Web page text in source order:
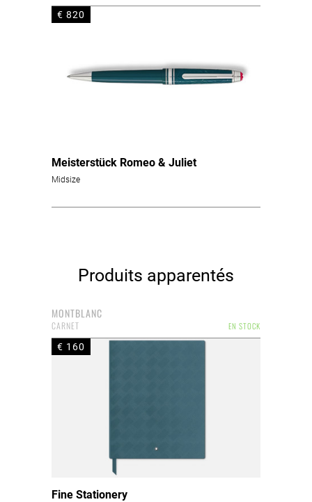
€ 820
Meisterstück Romeo & Juliet
Midsize
Produits apparentés
MONTBLANC
EN STOCK
CARNET
€ 160
Fine Stationery